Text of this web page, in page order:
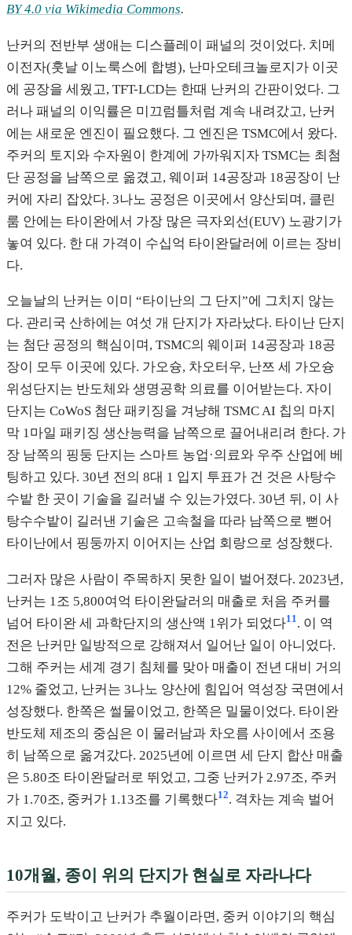
BY 4.0 via Wikimedia Commons.
난커의 전반부 생애는 디스플레이 패널의 것이었다. 치메
이전자(훗날 이노룩스에 합병), 난마오테크놀로지가 이곳
에 공장을 세웠고, TFT-LCD는 한때 난커의 간판이었다. 그
러나 패널의 이익률은 미끄럼틀처럼 계속 내려갔고, 난커
에는 새로운 엔진이 필요했다. 그 엔진은 TSMC에서 왔다.
주커의 토지와 수자원이 한계에 가까워지자 TSMC는 최첨
단 공정을 남쪽으로 옮겼고, 웨이퍼 14공장과 18공장이 난
커에 자리 잡았다. 3나노 공정은 이곳에서 양산되며, 클린
룸 안에는 타이완에서 가장 많은 극자외선(EUV) 노광기가
놓여 있다. 한 대 가격이 수십억 타이완달러에 이르는 장비
다.
오늘날의 난커는 이미 “타이난의 그 단지”에 그치지 않는
다. 관리국 산하에는 여섯 개 단지가 자라났다. 타이난 단지
는 첨단 공정의 핵심이며, TSMC의 웨이퍼 14공장과 18공
장이 모두 이곳에 있다. 가오슝, 차오터우, 난쯔 세 가오슝
위성단지는 반도체와 생명공학 의료를 이어받는다. 자이
단지는 CoWoS 첨단 패키징을 겨냥해 TSMC AI 칩의 마지
막 1마일 패키징 생산능력을 남쪽으로 끌어내리려 한다. 가
장 남쪽의 핑둥 단지는 스마트 농업·의료와 우주 산업에 베
팅하고 있다. 30년 전의 8대 1 입지 투표가 건 것은 사탕수
수밭 한 곳이 기술을 길러낼 수 있는가였다. 30년 뒤, 이 사
탕수수밭이 길러낸 기술은 고속철을 따라 남쪽으로 뻗어
타이난에서 핑둥까지 이어지는 산업 회랑으로 성장했다.
그러자 많은 사람이 주목하지 못한 일이 벌어졌다. 2023년,
난커는 1조 5,800여억 타이완달러의 매출로 처음 주커를
넘어 타이완 세 과학단지의 생산액 1위가 되었다11. 이 역
전은 난커만 일방적으로 강해져서 일어난 일이 아니었다.
그해 주커는 세계 경기 침체를 맞아 매출이 전년 대비 거의
12% 줄었고, 난커는 3나노 양산에 힘입어 역성장 국면에서
성장했다. 한쪽은 썰물이었고, 한쪽은 밀물이었다. 타이완
반도체 제조의 중심은 이 물러남과 차오름 사이에서 조용
히 남쪽으로 옮겨갔다. 2025년에 이르면 세 단지 합산 매출
은 5.80조 타이완달러로 뛰었고, 그중 난커가 2.97조, 주커
가 1.70조, 중커가 1.13조를 기록했다12. 격차는 계속 벌어
지고 있다.
10개월, 종이 위의 단지가 현실로 자라나다
주커가 도박이고 난커가 추월이라면, 중커 이야기의 핵심